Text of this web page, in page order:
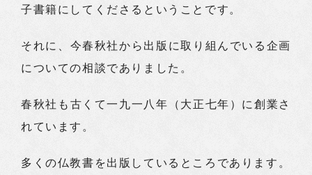
子書籍にしてくださるということです。
それに、今春秋社から出版に取り組んでいる企画
についての相談でありました。
春秋社も古くて一九一八年（大正七年）に創業さ
れています。
多くの仏教書を出版しているところであります。